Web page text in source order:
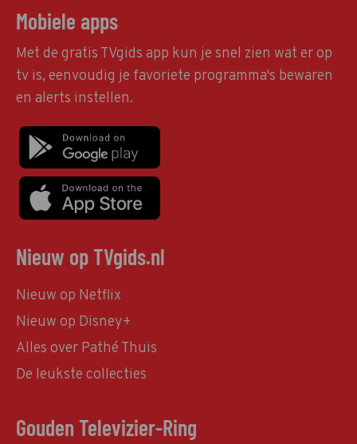
Mobiele apps
Met de gratis TVgids app kun je snel zien wat er op
tv is, eenvoudig je favoriete programma's bewaren
en alerts instellen.
Nieuw op TVgids.nl
Nieuw op Netflix
Nieuw op Disney+
Alles over Pathé Thuis
De leukste collecties
Gouden Televizier-Ring